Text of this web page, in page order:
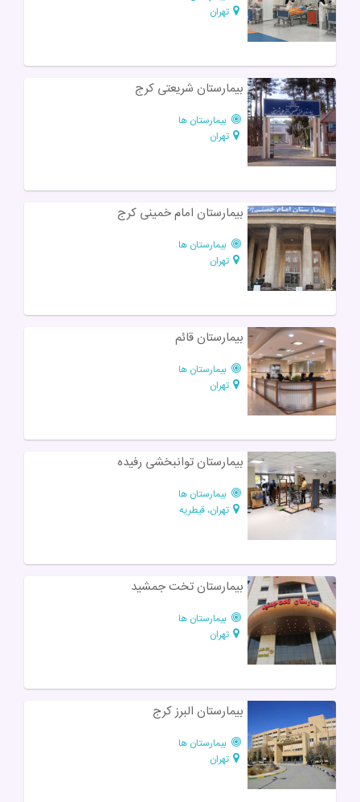
تهران
بیمارستان شریعتی کرج
بیمارستان ها
تهران
بیمارستان امام خمینی کرج
بیمارستان ها
تهران
بیمارستان قائم
بیمارستان ها
تهران
بیمارستان توانبخشی رفیده
بیمارستان ها
تهران، قیطریه
بیمارستان تخت جمشید
بیمارستان ها
تهران
بیمارستان البرز کرج
بیمارستان ها
تهران